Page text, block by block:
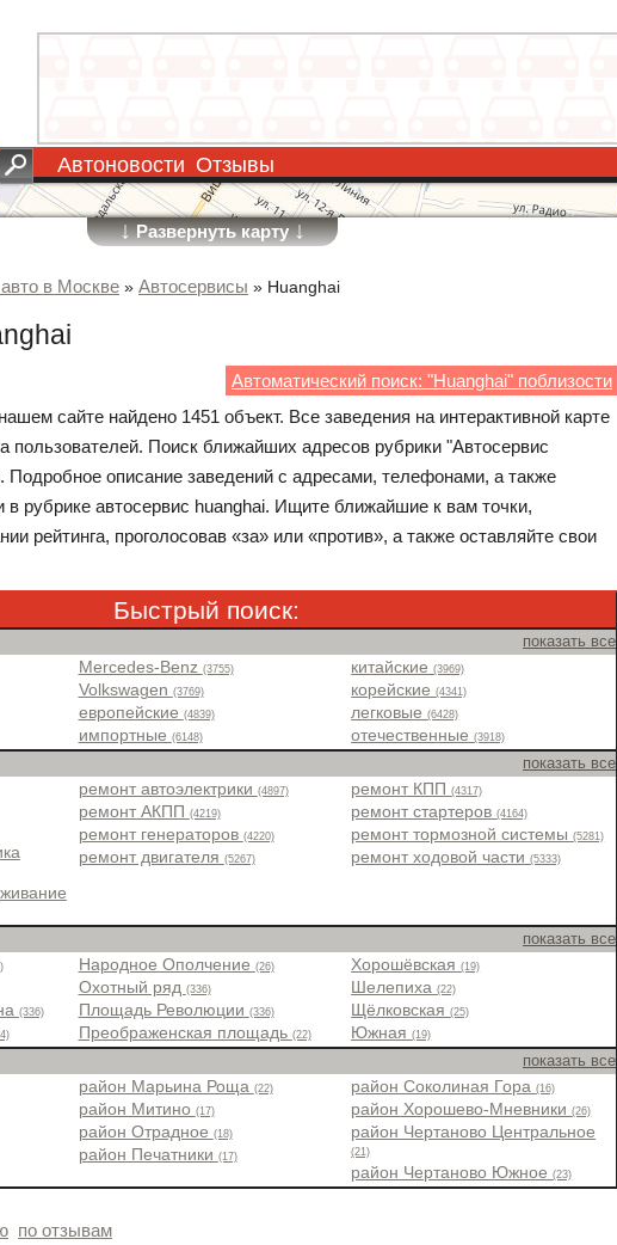
Автоновости Отзывы
↓Развернуть карту↓
в Москве » Автосервисы » Huanghai
Автоматический поиск: "Huanghai" поблизости
сайте найдено 1451 объект. Все заведения на интерактивной карте
пользователей. Поиск ближайших адресов рубрики "Автосервис
Подробное описание заведений с адресами, телефонами, а также
в рубрике автосервис huanghai. Ищите ближайшие к вам точки,
рейтинга, проголосовав «за» или «против», а также оставляйте свои
Быстрый поиск:
показать все
Mercedes-Benz (3755)
Volkswagen (3769)
европейские (4839)
импортные (6148)
китайские(3969)
корейские(4341)
легковые(6428)
отечественные(3918)
показать все
ремонт автоэлектрики (4897)
ремонт АКПП (4219)
ремонт генераторов (4220)
ремонт двигателя (5267)
ремонт КПП(4317)
ремонт стартеров(4164)
ремонт тормозной системы(5281)
ремонт ходовой части(5333)
показать все
(336)
Народное Ополчение (26)
Охотный ряд (336)
Площадь Революции (336)
Преображенская площадь (22)
Хорошёвская(19)
Шелепиха(22)
Щёлковская(25)
Южная(19)
показать все
район Марьина Роща (22)
район Митино (17)
район Отрадное (18)
район Печатники (17)
район Соколиная Гора(16)
район Хорошево-Мневники(26)
район Чертаново Центральное
(21)
район Чертаново Южное(23)
по отзывам